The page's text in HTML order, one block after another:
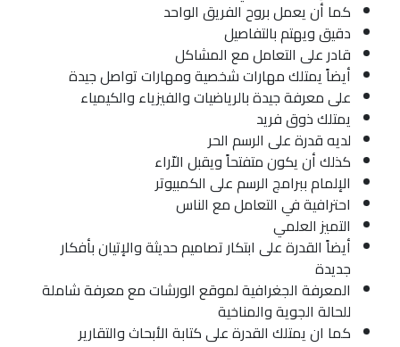
كما أن يعمل بروح الفريق الواحد
دقيق ويهتم بالتفاصيل
قادر على التعامل مع المشاكل
أيضاً يمتلك مهارات شخصية ومهارات تواصل جيدة
على معرفة جيدة بالرياضيات والفيزياء والكيمياء
يمتلك ذوق فريد
لديه قدرة على الرسم الحر
كذلك أن يكون متفتحاً ويقبل الاّراء
الإلمام ببرامج الرسم على الكمبيوتر
احترافية في التعامل مع الناس
التميز العلمي
أيضاً القدرة على ابتكار تصاميم حديثة والإتيان بأفكار
جديدة
المعرفة الجغرافية لموقع الورشات مع معرفة شاملة
للحالة الجوية والمناخية
كما ان يمتلك القدرة على كتابة الأبحاث والتقارير